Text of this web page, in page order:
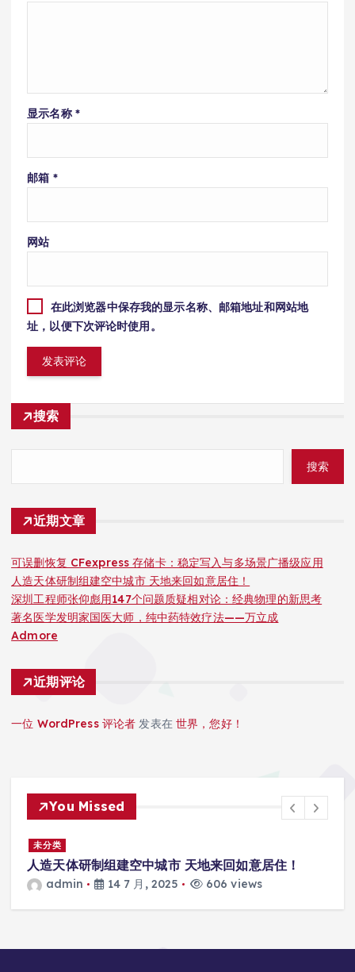
显示名称 *
邮箱 *
网站
在此浏览器中保存我的显示名称、邮箱地址和网站地
址，以便下次评论时使用。
搜索
搜索
近期文章
可误删恢复 CFexpress 存储卡：稳定写入与多场景广播级应用
人造天体研制组建空中城市 天地来回如意居住！
深圳工程师张仰彪用147个问题质疑相对论：经典物理的新思考
著名医学发明家国医大师，纯中药特效疗法——万立成
Admore
近期评论
一位 WordPress 评论者 发表在世界，您好！
You Missed
未分类
人造天体研制组建空中城市 天地来回如意居住！
admin 14 7 月, 2025 606 views